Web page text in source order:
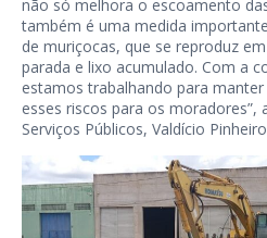
não só melhora o escoamento
também é uma medida
de muriçocas, que se reproduz
parada e lixo acumulado. Com a
estamos trabalhando para
esses riscos para os
Serviços Públicos, Valdício